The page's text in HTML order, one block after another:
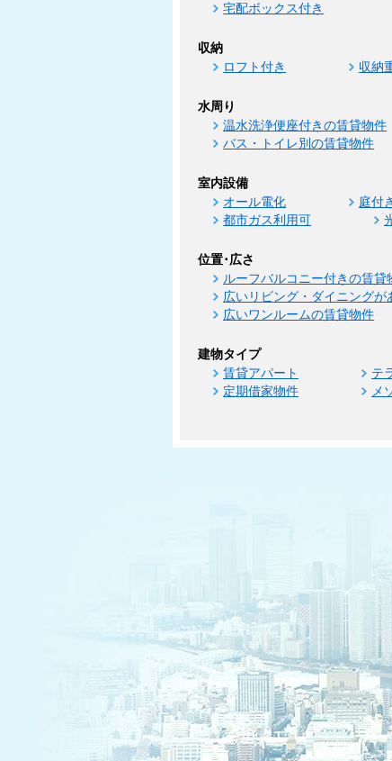
宅配ボックス付き
収納
ロフト付き 収納
水周り
温水洗浄便座付きの賃貸物件
バス・トイレ別の賃貸物件
室内設備
オール電化 庭付
都市ガス利用可
位置･広さ
ルーフバルコニー付きの賃貸
広いリビング・ダイニングが
広いワンルームの賃貸物件
建物タイプ
賃貸アパート テ
定期借家物件
メ